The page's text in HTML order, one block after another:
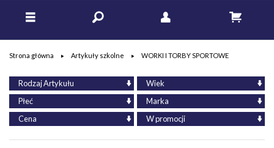
Strona główna Artykuły szkolne WORKI I TORBY SPORTOWE
Rodzaj Artykułu
Wiek
Płeć
Marka
Cena
W promocji